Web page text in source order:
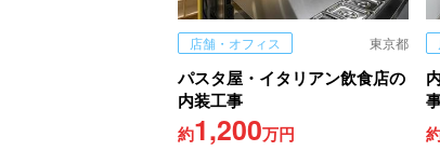
店舗・オフィス 東京都
パスタ屋・イタリアン飲食店の
内装工事
約1,200万円